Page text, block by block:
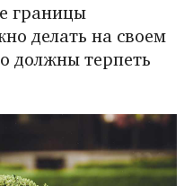
границы
делать на своем
должны терпеть